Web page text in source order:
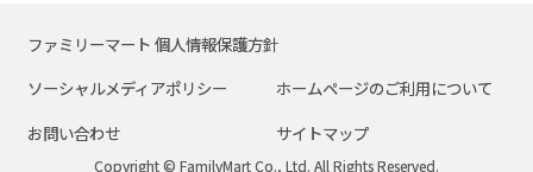
ファミリーマート 個人情報保護方針
ソーシャルメディアポリシー
ホームページのご利用について
お問い合わせ
サイトマップ
Copyright © FamilyMart Co., Ltd. All Rights Reserved.